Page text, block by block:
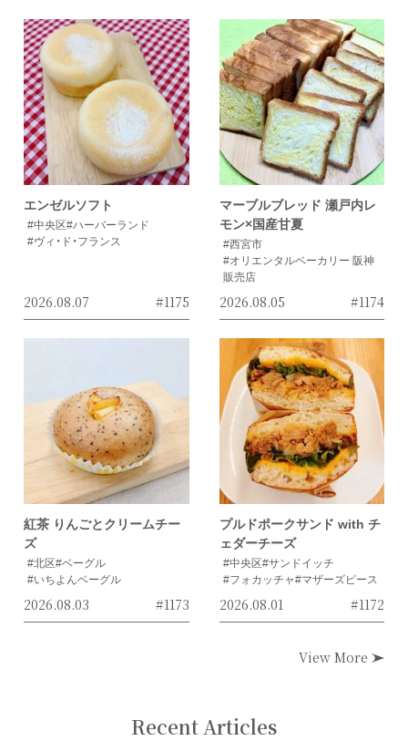
エンゼルソフト
#中央区#ハーバーランド
#ヴィ・ド・フランス
2026.08.07 #1175
マーブルブレッド 瀬戸内レ
モン×国産甘夏
#西宮市
#オリエンタルベーカリー 阪神
販売店
2026.08.05 #1174
紅茶 りんごとクリームチー
ズ
#北区#ベーグル
#いちよんベーグル
2026.08.03 #1173
プルドポークサンド with チ
ェダーチーズ
#中央区#サンドイッチ
#フォカッチャ#マザーズピース
2026.08.01 #1172
View More
Recent Articles